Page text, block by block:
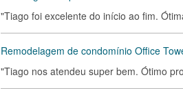
"Tiago foi excelente do início ao fim.
Remodelagem de condomínio Office
"Tiago nos atendeu super bem. Ótimo